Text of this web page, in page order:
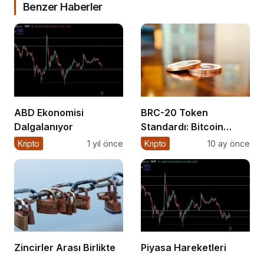
Benzer Haberler
ABD Ekonomisi
Dalgalanıyor
Kripto 1 yıl önce
BRC-20 Token
Standardı: Bitcoin
Üzerindeki Deneysel
Kripto 10 ay önce
Zincirler Arası Birlikte
Piyasa Hareketleri